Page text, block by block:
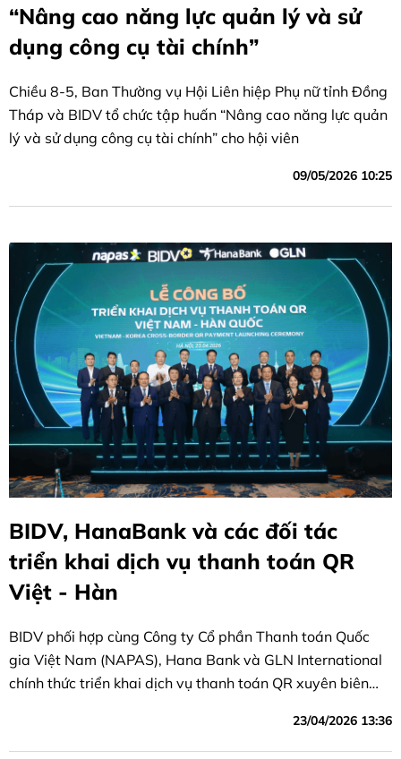
“Nâng cao năng lực quản lý và sử
dụng công cụ tài chính”
Chiều 8-5, Ban Thường vụ Hội Liên hiệp Phụ nữ tỉnh Đồng
Tháp và BIDV tổ chức tập huấn “Nâng cao năng lực quản
lý và sử dụng công cụ tài chính” cho hội viên
09/05/2026 10:25
BIDV, HanaBank và các đối tác
triển khai dịch vụ thanh toán QR
Việt - Hàn
BIDV phối hợp cùng Công ty Cổ phần Thanh toán Quốc
gia Việt Nam (NAPAS), Hana Bank và GLN International
chính thức triển khai dịch vụ thanh toán QR xuyên biên
23/04/2026 13:36